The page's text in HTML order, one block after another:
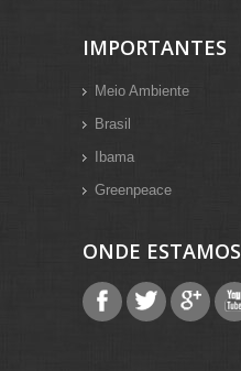
IMPORTANTES
Meio Ambiente
Brasil
Ibama
Greenpeace
ONDE ESTAMOS